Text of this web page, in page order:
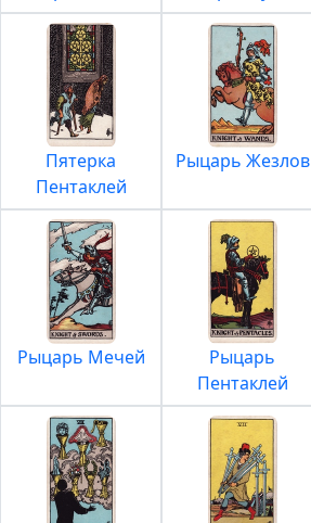
Пятерка
Пентаклей
Рыцарь Жезлов
Рыцарь Мечей
Рыцарь
Пентаклей